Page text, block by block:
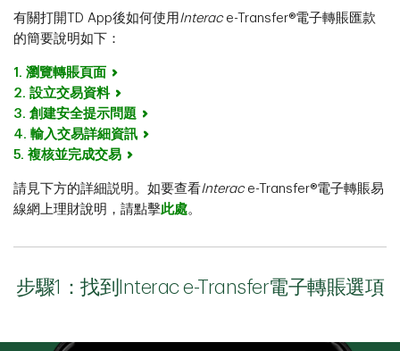
有關打開TD App後如何使用 Interace-Transfer®電子轉賬匯款
的簡要說明如下：
1. 瀏覽轉賬頁面
2. 設立交易資料
3. 創建安全提示問題
4. 輸入交易詳細資訊
5. 複核並完成交易
請見下方的詳細説明。如要查看Interace-Transfer®電子轉賬易
線網上理財說明，請點擊此處。
步驟1：找到Interac e-Transfer電子轉賬選項